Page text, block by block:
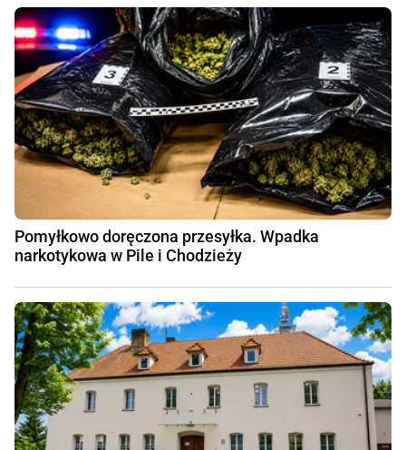
Pomyłkowo doręczona przesyłka. Wpadka
narkotykowa w Pile i Chodzieży